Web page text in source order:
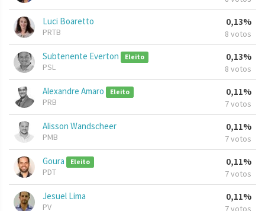
Luci Boaretto
PRTB
0,13%
8 votos
Subtenente Everton Eleito
PSL
0,13%
8 votos
Alexandre Amaro Eleito
PRB
0,11%
7 votos
Alisson Wandscheer
PMB
0,11%
7 votos
Goura Eleito
PDT
0,11%
7 votos
Jesuel Lima
PV
0,11%
7 votos